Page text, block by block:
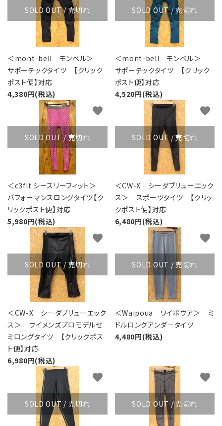
SOLD OUT / 売切れ
＜mont-bell モンベル＞
サポーテックタイツ 【クリック
ポスト便】対応
4,380円(税込)
SOLD OUT / 売切れ
＜mont-bell モンベル＞
サポーテックタイツ 【クリック
ポスト便】対応
4,520円(税込)
SOLD OUT / 売切れ
＜c3fit シースリーフィット＞
パフォーマンスロングタイツ【ク
リックポスト便】対応
5,980円(税込)
favorite
SOLD OUT / 売切れ
＜CW-X シーダブリューエック
ス＞ スポーツタイツ 【クリッ
クポスト便】対応
6,480円(税込)
favorite
SOLD OUT / 売切れ
＜CW-X シーダブリューエック
ス＞ ウイメンズプロモデルセ
ミロングタイツ 【クリックポス
ト便】対応
6,980円(税込)
favorite
SOLD OUT / 売切れ
＜Waipoua ワイポウア＞ ミ
ドルロングアンダータイツ
4,480円(税込)
favorite
SOLD OUT / 売切れ
favorite
SOLD OUT / 売切れ
favorite